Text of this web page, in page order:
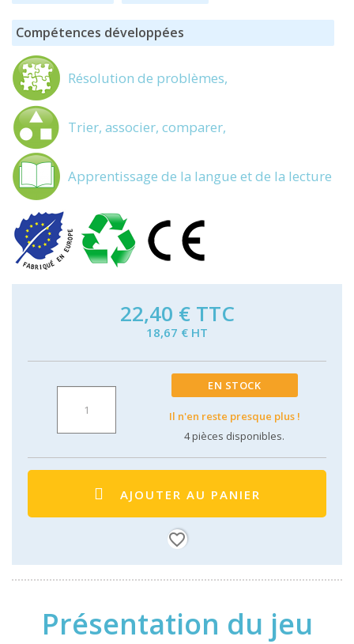
Compétences développées
Résolution de problèmes,
Trier, associer, comparer,
Apprentissage de la langue et de la lecture
22,40 € TTC
18,67 € HT
EN STOCK
Il n'en reste presque plus !
4pièces disponibles.
AJOUTER AU PANIER
favorite_border
Présentation du jeu